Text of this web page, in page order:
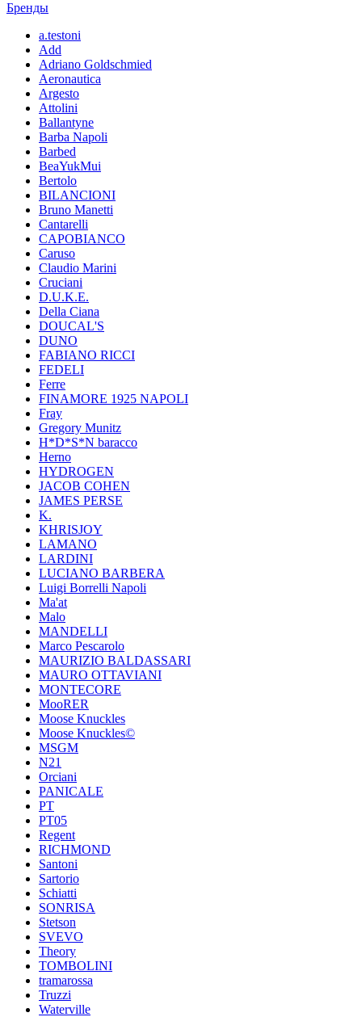
Бренды
a.testoni
Add
Adriano Goldschmied
Aeronautica
Argesto
Attolini
Ballantyne
Barba Napoli
Barbed
BeaYukMui
Bertolo
BILANCIONI
Bruno Manetti
Cantarelli
CAPOBIANCO
Caruso
Claudio Marini
Cruciani
D.U.K.E.
Della Ciana
DOUCAL'S
DUNO
FABIANO RICCI
FEDELI
Ferre
FINAMORE 1925 NAPOLI
Fray
Gregory Munitz
H*D*S*N baracco
Herno
HYDROGEN
JACOB COHEN
JAMES PERSE
K.
KHRISJOY
LAMANO
LARDINI
LUCIANO BARBERA
Luigi Borrelli Napoli
Ma'at
Malo
MANDELLI
Marco Pescarolo
MAURIZIO BALDASSARI
MAURO OTTAVIANI
MONTECORE
MooRER
Moose Knuckles
Moose Knuckles©️
MSGM
N21
Orciani
PANICALE
PT
PT05
Regent
RICHMOND
Santoni
Sartorio
Schiatti
SONRISA
Stetson
SVEVO
Theory
TOMBOLINI
tramarossa
Truzzi
Waterville